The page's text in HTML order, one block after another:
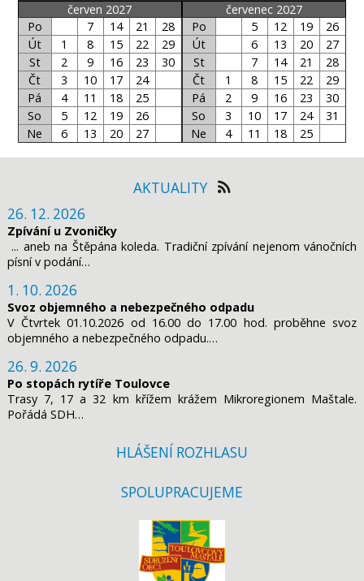
červen 2027
Po
7 14 21
28
Út
1 8 15 22
29
St
2 9 16 23
30
Čt
3 10 17
24
Pá
4 11 18
25
So
5 12 19
26
Ne
6 13 20 27
červenec 2027
Po
5 12 19
26
Út
6 13 20
27
St
7 14 21
28
Čt
1 8 15 22
29
Pá
2 9 16 23
30
So
3 10 17 24
31
Ne
4 11 18 25
AKTUALITY
26. 12. 2026
Zpívání u Zvoničky
... aneb na Štěpána koleda. Tradiční zpívání nejenom vánočních
písní v podání…
1. 10. 2026
Svoz objemného a nebezpečného odpadu
V Čtvrtek 01.10.2026 od 16.00 do 17.00 hod. proběhne svoz
objemného a nebezpečného odpadu.…
26. 9. 2026
Po stopách rytíře Toulovce
Trasy 7, 17 a 32 km křížem krážem Mikroregionem Maštale.
Pořádá SDH…
HLÁŠENÍ ROZHLASU
SPOLUPRACUJEME